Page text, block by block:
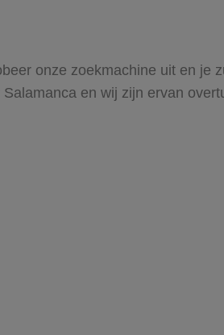
onze zoekmachine uit en je
en wij zijn ervan